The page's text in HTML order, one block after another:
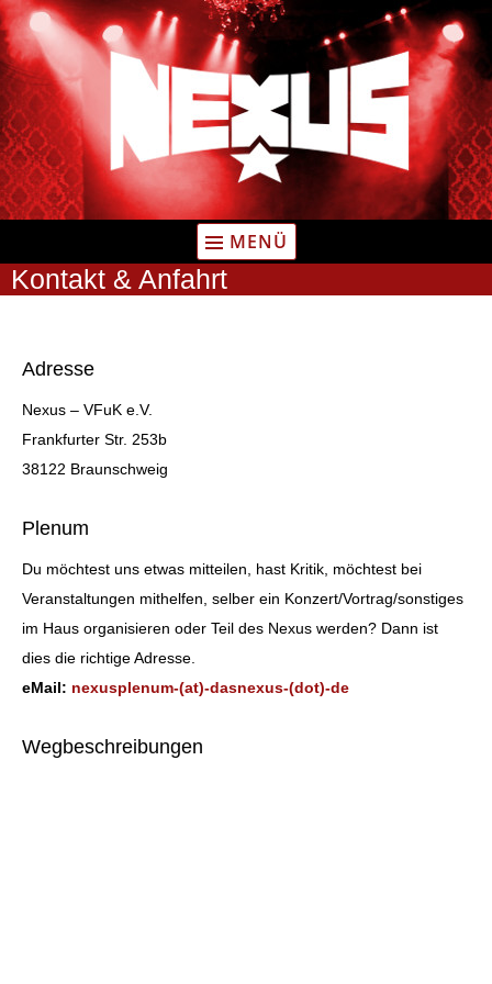
Zum
Inhalt
springen
MENÜ
Kontakt & Anfahrt
Adresse
Nexus – VFuK e.V.
Frankfurter Str. 253b
38122 Braunschweig
Plenum
Du möchtest uns etwas mitteilen, hast Kritik, möchtest bei
Veranstaltungen mithelfen, selber ein Konzert/Vortrag/sonstiges
im Haus organisieren oder Teil des Nexus werden? Dann ist
dies die richtige Adresse.
eMail: nexusplenum-(at)-dasnexus-(dot)-de
Wegbeschreibungen